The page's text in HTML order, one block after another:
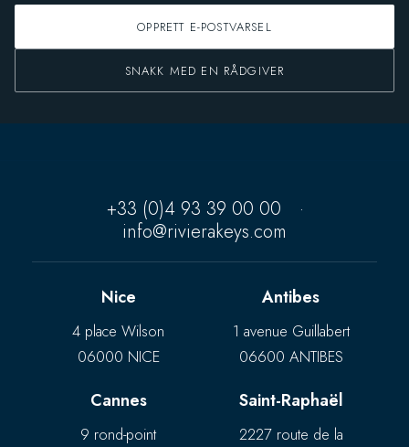
OPPRETT E-POSTVARSEL
SNAKK MED EN RÅDGIVER
+33 (0)4 93 39 00 00
·
info@rivierakeys.com
Nice
4 place Wilson
06000 NICE
Antibes
1 avenue Guillabert
06600 ANTIBES
Cannes
9 rond-point
Saint-Raphaël
2227 route de la